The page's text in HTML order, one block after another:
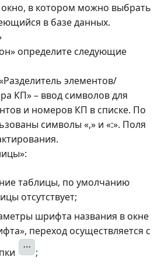
окно, в котором можно выбрать
в базе данных.
определите следующие
элементов/
КП» – ввод символов для
и номеров КП в списке. По
символы «,» и «:». Поля
таблицы, по умолчанию
отсутствует;
шрифта названия в окне
переход осуществляется с
;